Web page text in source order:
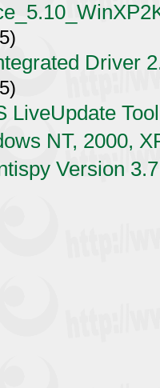
Driver
LiveUpdate
NT, 2000,
Version